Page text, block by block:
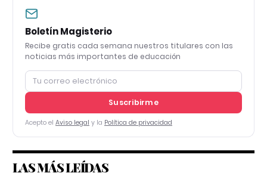
Boletín Magisterio
Recibe gratis cada semana nuestros titulares con las
noticias más importantes de educación
Suscribirme
Acepto el Aviso legal y la Política de privacidad
LAS MÁS LEÍDAS